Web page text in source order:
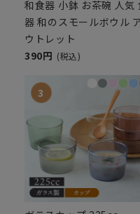
和食器 小鉢 お茶碗 人気
器 和のスモールボウル
ウトレット
390円 (税込)